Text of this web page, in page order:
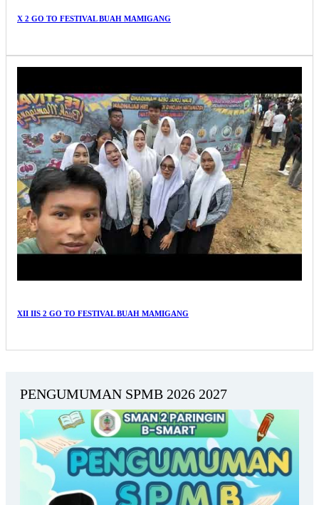
X 2 GO TO FESTIVAL BUAH MAMIGANG
XII IIS 2 GO TO FESTIVAL BUAH MAMIGANG
PENGUMUMAN SPMB 2026 2027